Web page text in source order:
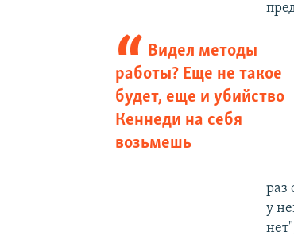
Видел методы
работы? Еще не такое
будет, еще и убийство
Кеннеди на себя
возьмешь
раз
у